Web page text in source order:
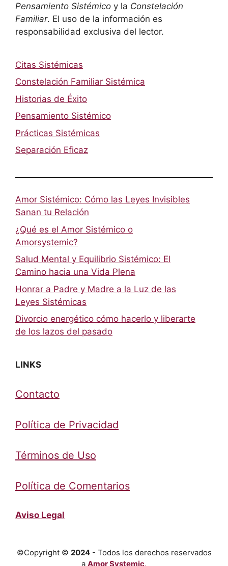
Pensamiento Sistémico y la Constelación
Familiar. El uso de la información es
responsabilidad exclusiva del lector.
Citas Sistémicas
Constelación Familiar Sistémica
Historias de Éxito
Pensamiento Sistémico
Prácticas Sistémicas
Separación Eficaz
Amor Sistémico: Cómo las Leyes Invisibles
Sanan tu Relación
¿Qué es el Amor Sistémico o
Amorsystemic?
Salud Mental y Equilibrio Sistémico: El
Camino hacia una Vida Plena
Honrar a Padre y Madre a la Luz de las
Leyes Sistémicas
Divorcio energético cómo hacerlo y liberarte
de los lazos del pasado
LINKS
Contacto
Política de Privacidad
Términos de Uso
Política de Comentarios
Aviso Legal
©Copyright © 2024- Todos los derechos reservados
a Amor Systemic.